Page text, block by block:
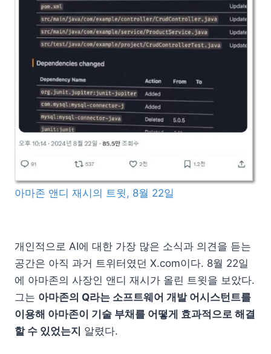
아마존 앤디 재시의 트윗, 8월 22일
개인적으로 AI에 대한 가장 많은 소식과 의견을 듣는
공간은 아직 과거 트위터였던 X.com이다. 8월 22일
에 아마존의 사장인 앤디 재시가 올린 트윗을 보았다.
그는 아마존의 Q라는 소프트웨어 개발 어시스턴트를
이용해 아마존이 기술 부채를 어떻게 효과적으로 해결
할 수 있었는지 알렸다.